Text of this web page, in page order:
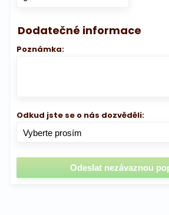
Dodatečné informace
Poznámka:
Odkud jste se o nás dozvěděli: